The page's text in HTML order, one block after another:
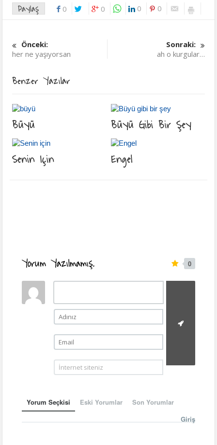
Paylaş 0 0 0 0
Önceki:
her ne yaşıyorsan
Sonraki:
ah o kurgular…
Benzer Yazılar
Büyü Büyü Gibi Bir Şey
Senin Için Engel
Yorum Yazılmamış. 0
Yorum Seçkisi Eski Yorumlar
Son Yorumlar
Giriş